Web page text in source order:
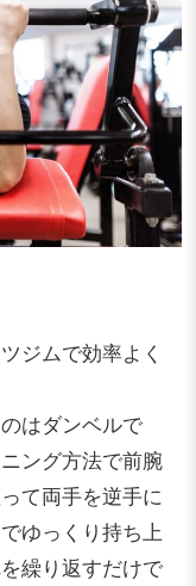
ジムで効率よく
はダンベルで
ング方法で前腕
て両手を逆手に
ゆっくり持ち上
繰り返すだけで